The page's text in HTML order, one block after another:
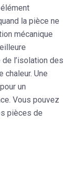
la pièce ne
mécanique
l’isolation des
Une
un
Vous pouvez
pièces de